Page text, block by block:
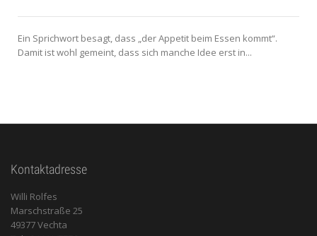
Ein Sprichwort besagt, dass „der Appetit beim Essen kommt“.
Damit ist wohl gemeint, dass sich manche Idee erst in...
Kontaktadresse
Willi Rolfes
Marschstraße 25
49377 Vechta